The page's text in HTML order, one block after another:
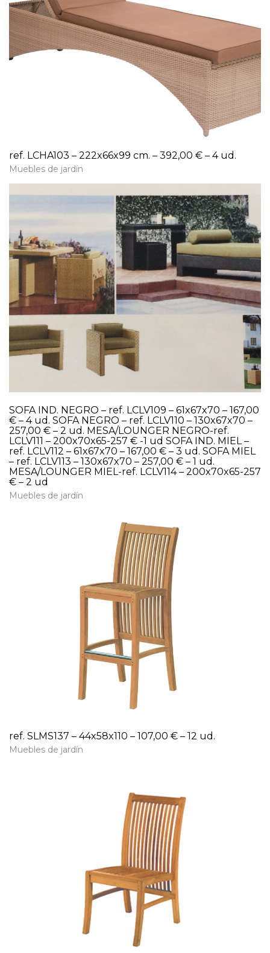
ref. LCHA103 – 222x66x99 cm. – 392,00 € – 4 ud.
Muebles de jardín
SOFA IND. NEGRO – ref. LCLV109 – 61x67x70 – 167,00
€ – 4 ud. SOFA NEGRO – ref. LCLV110 – 130x67x70 –
257,00 € – 2 ud. MESA/LOUNGER NEGRO-ref.
LCLV111 – 200x70x65-257 € -1 ud SOFA IND. MIEL –
ref. LCLV112 – 61x67x70 – 167,00 € – 3 ud. SOFA MIEL
– ref. LCLV113 – 130x67x70 – 257,00 € – 1 ud.
MESA/LOUNGER MIEL-ref. LCLV114 – 200x70x65-257
€ – 2 ud
Muebles de jardín
ref. SLMS137 – 44x58x110 – 107,00 € – 12 ud.
Muebles de jardín